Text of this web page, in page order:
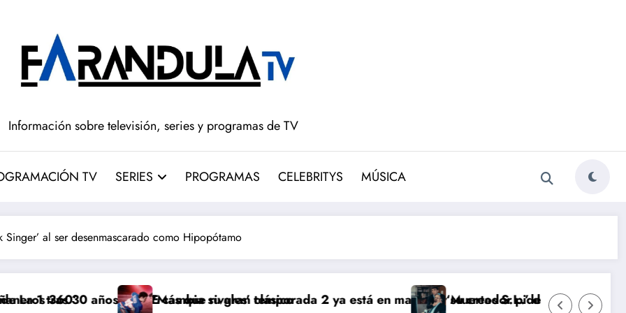
Información sobre televisión, series y programas de TV
TV SERIES PROGRAMAS CELEBRITYS MÚSICA
Singer’ al ser desenmascarado como Hipopótamo
años: RTVE cambia su gran clásico
‘Más que rivales’ temporada 2 ya está en marcha y su creador pide espacio
‘Muertos S.L.’ dice adiós: la funeraria